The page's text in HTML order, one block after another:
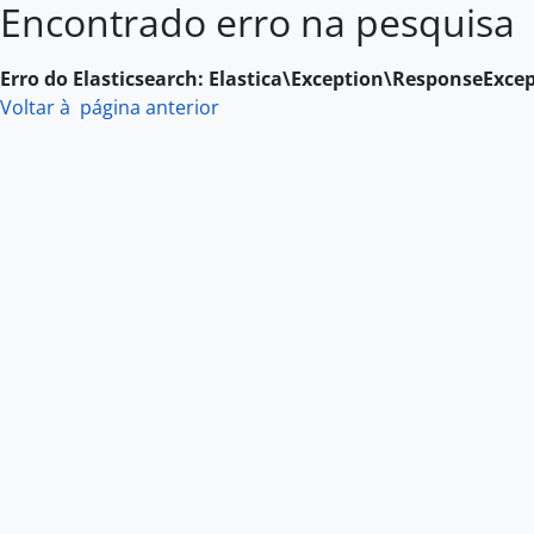
Skip to main content
Encontrado erro na pesquisa
Erro do Elasticsearch:
Voltar à página anterior